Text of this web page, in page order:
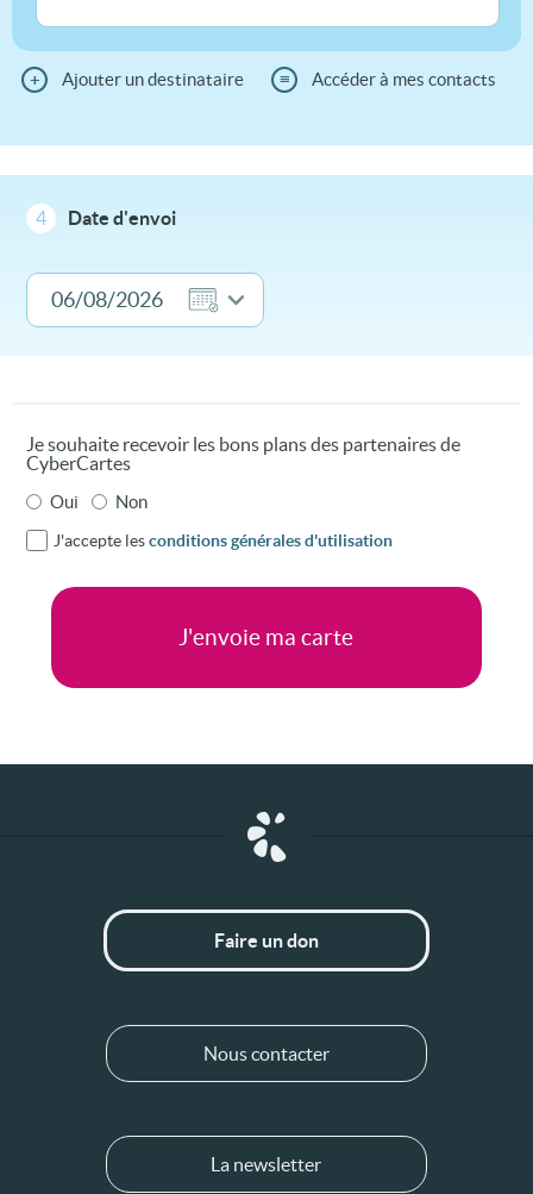
+ Ajouter un destinataire ≡ Accéder à mes contacts
4 Date d'envoi
Je souhaite recevoir les bons plans des partenaires de
CyberCartes
Oui Non
J'accepte lesconditions générales d'utilisation
Faire un don
Nous contacter
La newsletter